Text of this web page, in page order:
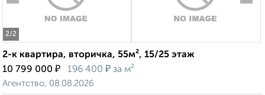
2/2
2-к квартира, вторичка, 55м², 15/25 этаж
10 799 000 ₽ 196 400 ₽ за м²
Агентство, 08.08.2026